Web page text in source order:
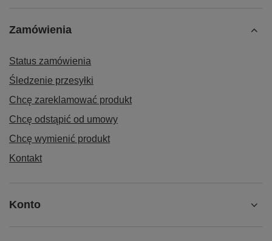
Zamówienia
Status zamówienia
Śledzenie przesyłki
Chcę zareklamować produkt
Chcę odstąpić od umowy
Chcę wymienić produkt
Kontakt
Konto